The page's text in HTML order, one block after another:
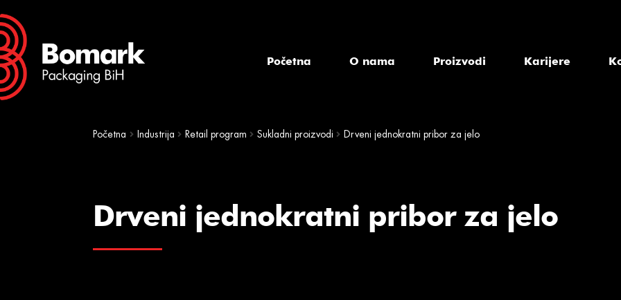
Skip
to
navigation
Skip
to
content
Početna O nama Proizvodi Karijere
Početna Industrija Retail program Sukladni proizvodi Drveni jednokratni pribor za jelo
Drveni jednokratni pribor za jelo